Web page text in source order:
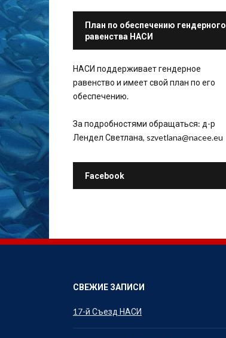
План по обеспечению гендерного
равенства НАСИ
НАСИ поддерживает гендерное
равенство и имеет свой план по его
обеспечению.
За подробностями обращаться: д-р
Лендел Светлана, szvetlana@nacee.eu
Facebook
СВЕЖИЕ ЗАПИСИ
17-й Съезд НАСИ